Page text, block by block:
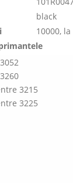
black
10000,
3215
3225